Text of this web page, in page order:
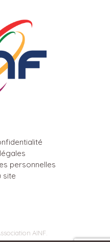
personnelles
site
AINF.